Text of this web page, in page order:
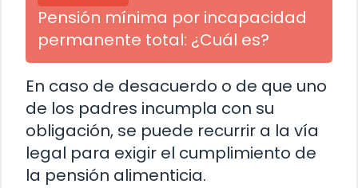
Pensión mínima por incapacidad
permanente total: ¿Cuál es?
En caso de desacuerdo o de que uno
de los padres incumpla con su
obligación, se puede recurrir a la vía
legal para exigir el cumplimiento de
la pensión alimenticia.